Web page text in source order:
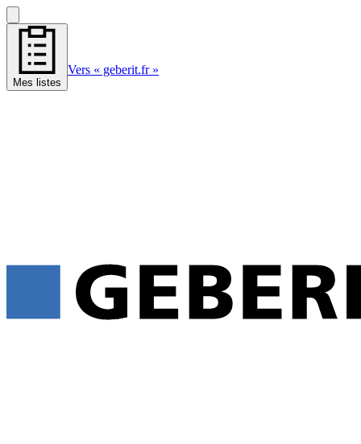
Mes listes
Vers « geberit.fr »